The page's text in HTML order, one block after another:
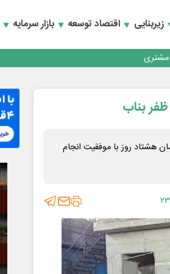
زیربنایی اقتصاد توسعه بازار سرمایه و بازسازی اعتماد مشتریان
مشتری
و بازسازی اعتماد مشتریان
بناب
هشتاد روز با موفقیت انجام